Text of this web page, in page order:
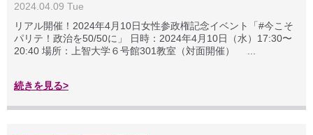
2024.04.09 Tue
リアル開催！2024年4月10日女性参政権記念イベント「#今こそ
パリテ！政治を50/50に」 日時：2024年4月10日（水）17:30〜
20:40 場所：上智大学６号館301教室（対面開催） ...
続きを見る>